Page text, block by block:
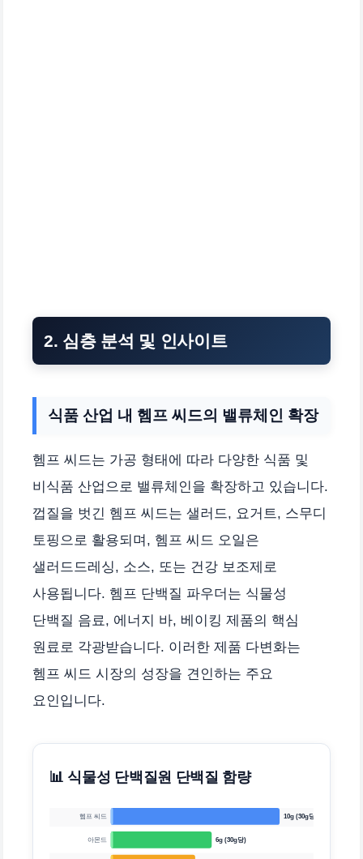
2. 심층 분석 및 인사이트
식품 산업 내 헴프 씨드의 밸류체인 확장
헴프 씨드는 가공 형태에 따라 다양한 식품 및
비식품 산업으로 밸류체인을 확장하고 있습니다.
껍질을 벗긴 헴프 씨드는 샐러드, 요거트, 스무디
토핑으로 활용되며, 헴프 씨드 오일은
샐러드드레싱, 소스, 또는 건강 보조제로
사용됩니다. 헴프 단백질 파우더는 식물성
단백질 음료, 에너지 바, 베이킹 제품의 핵심
원료로 각광받습니다. 이러한 제품 다변화는
헴프 씨드 시장의 성장을 견인하는 주요
요인입니다.
📊 식물성 단백질원 단백질 함량
헴프 씨드 10g (30g당)
아몬드 6g (30g당)